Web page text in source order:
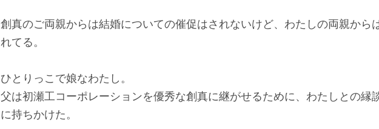
創真のご両親からは結婚についての催促はされないけど、わたしの両親から
れてる。
ひとりっこで娘なわたし。
父は初瀬工コーポレーションを優秀な創真に継がせるために、わたしとの縁
に持ちかけた。